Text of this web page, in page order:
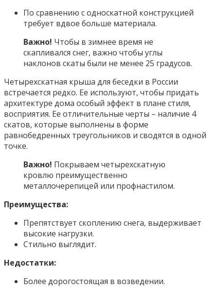
По сравнению с односкатной конструкцией
требует вдвое больше материала.
Важно! Чтобы в зимнее время не
скапливался снег, важно чтобы углы
наклонов скаты были не менее 25 градусов.
Четырехскатная крыша для беседки в России
встречается редко. Ее используют, чтобы придать
архитектуре дома особый эффект в плане стиля,
восприятия. Ее отличительные черты – наличие 4
скатов, которые выполнены в форме
равнобедренных треугольников и сводятся в одной
точке.
Важно! Покрываем четырехскатную
кровлю преимущественно
металлочерепицей или профнастилом.
Преимущества:
Препятствует скоплению снега, выдерживает
высокие нагрузки.
Стильно выглядит.
Недостатки:
Более дорогостоящая в возведении.